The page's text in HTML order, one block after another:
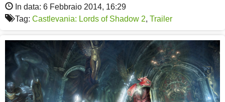
In data: 6 Febbraio 2014, 16:29
Tag: Castlevania: Lords of Shadow 2, Trailer